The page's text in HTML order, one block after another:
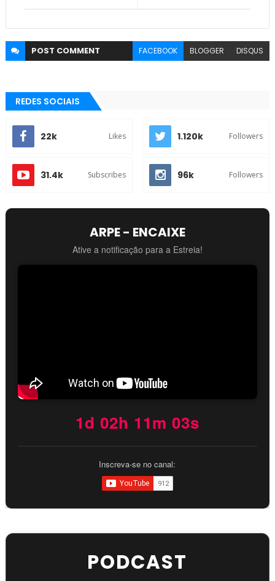
POST COMMENT FACEBOOK BLOGGER DISQUS
REDES SOCIAIS
22k Likes 1.120k Followers
31.4k Subscribes 96k Followers
ARPE - ENCAIXE
Ative a notificação para a Estreia!
1d 02h 11m 02s
Inscreva-se no canal:
PODCAST